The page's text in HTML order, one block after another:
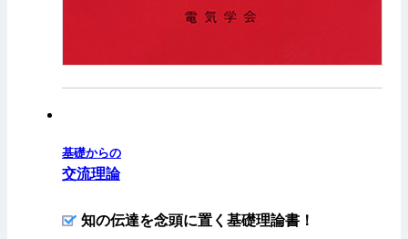
基礎からの
交流理論
知の伝達を念頭に置く基礎理論書！